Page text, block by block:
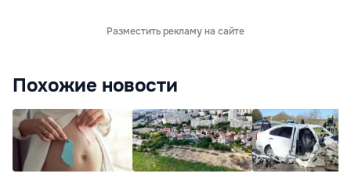
Разместить рекламу на сайте
Похожие новости